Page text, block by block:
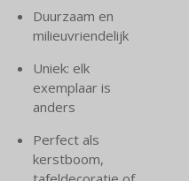
Duurzaam en
milieuvriendelijk
Uniek: elk
exemplaar is
anders
Perfect als
kerstboom,